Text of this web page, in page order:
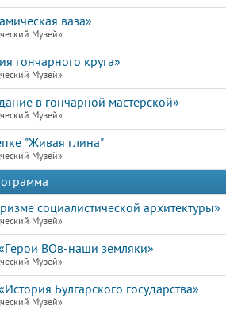
ваза»
Музей»
гончарного круга»
Музей»
в гончарной мастерской»
Музей»
"Живая глина"
Музей»
социалистической архитектуры»
Музей»
ВОв-наши земляки»
Музей»
Булгарского государства»
Музей»